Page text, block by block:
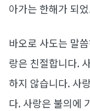
아가는 한해가 되
바오로 사도는 말
랑은 친절합니다.
하지 않습니다. 사
다. 사랑은 불의에